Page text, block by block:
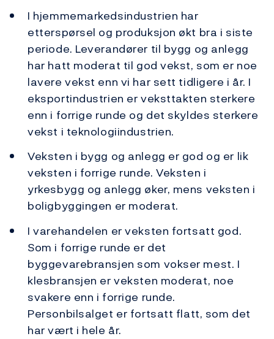
I hjemmemarkedsindustrien har
etterspørsel og produksjon økt bra i siste
periode. Leverandører til bygg og anlegg
har hatt moderat til god vekst, som er noe
lavere vekst enn vi har sett tidligere i år. I
eksportindustrien er veksttakten sterkere
enn i forrige runde og det skyldes sterkere
vekst i teknologiindustrien.
Veksten i bygg og anlegg er god og er lik
veksten i forrige runde. Veksten i
yrkesbygg og anlegg øker, mens veksten i
boligbyggingen er moderat.
I varehandelen er veksten fortsatt god.
Som i forrige runde er det
byggevarebransjen som vokser mest. I
klesbransjen er veksten moderat, noe
svakere enn i forrige runde.
Personbilsalget er fortsatt flatt, som det
har vært i hele år.